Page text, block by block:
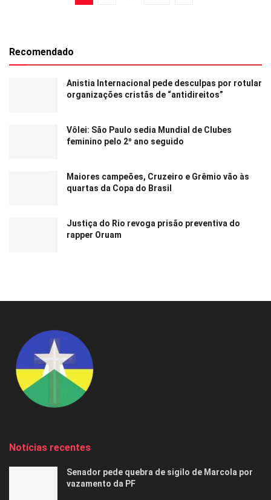
Recomendado
Anistia Internacional pede desculpas por rotular
organizações cristãs de “antidireitos”
Vôlei: São Paulo sedia Mundial de Clubes
feminino pelo 2º ano seguido
Maiores campeões, Cruzeiro e Grêmio vão às
quartas da Copa do Brasil
Justiça do Rio revoga prisão preventiva do
rapper Oruam
Notícias recentes
Senador pede quebra de sigilo de Marcola por
vazamento da PF